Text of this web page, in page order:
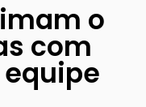
o
com